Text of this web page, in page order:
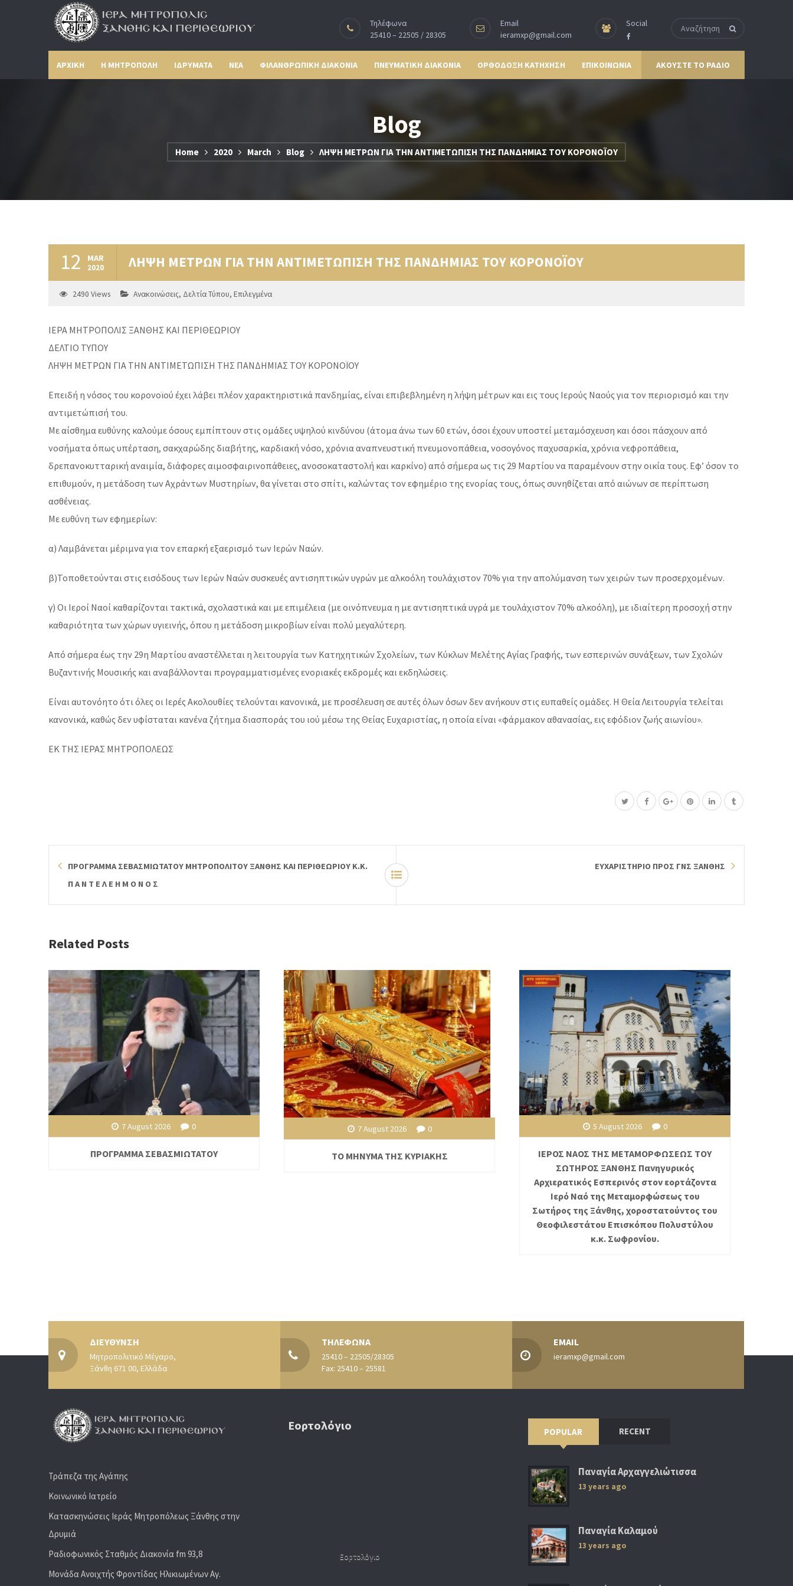
Τηλέφωνα
25410 – 22505 / 28305
Email
ieramxp@gmail.com
Social
ΑΡΧΙΚΗ Η ΜΗΤΡΟΠΟΛΗ ΙΔΡΥΜΑΤΑ ΝΕΑ ΦΙΛΑΝΘΡΩΠΙΚΗ ΔΙΑΚΟΝΙΑ ΠΝΕΥΜΑΤΙΚΗ ΔΙΑΚΟΝΙΑ ΟΡΘΟΔΟΞΗ ΚΑΤΗΧΗΣΗ ΕΠΙΚΟΙΝΩΝΙΑ ΑΚΟΥΣΤΕ ΤΟ ΡΑΔΙΟ
Blog
Home 2020 March Blog ΛΗΨΗ ΜΕΤΡΩΝ ΓΙΑ ΤΗΝ ΑΝΤΙΜΕΤΩΠΙΣΗ ΤΗΣ ΠΑΝΔΗΜΙΑΣ ΤΟΥ ΚΟΡΟΝΟΪΟΥ
12 MAR
2020 ΛΗΨΗ ΜΕΤΡΩΝ ΓΙΑ ΤΗΝ ΑΝΤΙΜΕΤΩΠΙΣΗ ΤΗΣ ΠΑΝΔΗΜΙΑΣ ΤΟΥ ΚΟΡΟΝΟΪΟΥ
2490 Views Ανακοινώσεις, Δελτία Τύπου, Επιλεγμένα
ΙΕΡΑ ΜΗΤΡΟΠΟΛΙΣ ΞΑΝΘΗΣ ΚΑΙ ΠΕΡΙΘΕΩΡΙΟΥ
ΔΕΛΤΙΟ ΤΥΠΟΥ
ΛΗΨΗ ΜΕΤΡΩΝ ΓΙΑ ΤΗΝ ΑΝΤΙΜΕΤΩΠΙΣΗ ΤΗΣ ΠΑΝΔΗΜΙΑΣ ΤΟΥ ΚΟΡΟΝΟΪΟΥ
Επειδή η νόσος του κορονοϊού έχει λάβει πλέον χαρακτηριστικά πανδημίας, είναι επιβεβλημένη η λήψη μέτρων και εις τους Ιερούς Ναούς για τον περιορισμό και την
αντιμετώπισή του.
Με αίσθημα ευθύνης καλούμε όσους εμπίπτουν στις ομάδες υψηλού κινδύνου (άτομα άνω των 60 ετών, όσοι έχουν υποστεί μεταμόσχευση και όσοι πάσχουν από
νοσήματα όπως υπέρταση, σακχαρώδης διαβήτης, καρδιακή νόσο, χρόνια αναπνευστική πνευμονοπάθεια, νοσογόνος παχυσαρκία, χρόνια νεφροπάθεια,
δρεπανοκυτταρική αναιμία, διάφορες αιμοσφαιρινοπάθειες, ανοσοκαταστολή και καρκίνο) από σήμερα ως τις 29 Μαρτίου να παραμένουν στην οικία τους. Εφ’ όσον το
επιθυμούν, η μετάδοση των Αχράντων Μυστηρίων, θα γίνεται στο σπίτι, καλώντας τον εφημέριο της ενορίας τους, όπως συνηθίζεται από αιώνων σε περίπτωση
ασθένειας.
Με ευθύνη των εφημερίων:
α) Λαμβάνεται μέριμνα για τον επαρκή εξαερισμό των Ιερών Ναών.
β)Τοποθετούνται στις εισόδους των Ιερών Ναών συσκευές αντισηπτικών υγρών με αλκοόλη τουλάχιστον 70% για την απολύμανση των χειρών των προσερχομένων.
γ) Οι Ιεροί Ναοί καθαρίζονται τακτικά, σχολαστικά και με επιμέλεια (με οινόπνευμα η με αντισηπτικά υγρά με τουλάχιστον 70% αλκοόλη), με ιδιαίτερη προσοχή στην
καθαριότητα των χώρων υγιεινής, όπου η μετάδοση μικροβίων είναι πολύ μεγαλύτερη.
Από σήμερα έως την 29η Μαρτίου αναστέλλεται η λειτουργία των Κατηχητικών Σχολείων, των Κύκλων Μελέτης Αγίας Γραφής, των εσπερινών συνάξεων, των Σχολών
Βυζαντινής Μουσικής και αναβάλλονται προγραμματισμένες ενοριακές εκδρομές και εκδηλώσεις.
Είναι αυτονόητο ότι όλες οι Ιερές Ακολουθίες τελούνται κανονικά, με προσέλευση σε αυτές όλων όσων δεν ανήκουν στις ευπαθείς ομάδες. Η Θεία Λειτουργία τελείται
κανονικά, καθώς δεν υφίσταται κανένα ζήτημα διασποράς του ιού μέσω της Θείας Ευχαριστίας, η οποία είναι «φάρμακον αθανασίας, εις εφόδιον ζωής αιωνίου».
ΕΚ ΤΗΣ ΙΕΡΑΣ ΜΗΤΡΟΠΟΛΕΩΣ
ΠΡΟΓΡΑΜΜΑ ΣΕΒΑΣΜΙΩΤΑΤΟΥ ΜΗΤΡΟΠΟΛΙΤΟΥ ΞΑΝΘΗΣ ΚΑΙ ΠΕΡΙΘΕΩΡΙΟΥ Κ.Κ.
Π Α Ν Τ Ε Λ Ε Η Μ Ο Ν Ο Σ
ΕΥΧΑΡΙΣΤΗΡΙΟ ΠΡΟΣ ΓΝΣ ΞΑΝΘΗΣ
Related Posts
7 August 2026 0
ΠΡΟΓΡΑΜΜΑ ΣΕΒΑΣΜΙΩΤΑΤΟΥ
7 August 2026 0
ΤΟ ΜΗΝΥΜΑ ΤΗΣ ΚΥΡΙΑΚΗΣ
5 August 2026 0
ΙΕΡΟΣ ΝΑΟΣ ΤΗΣ ΜΕΤΑΜΟΡΦΩΣΕΩΣ ΤΟΥ
ΣΩΤΗΡΟΣ ΞΑΝΘΗΣ Πανηγυρικός
Αρχιερατικός Εσπερινός στον εορτάζοντα
Ιερό Ναό της Μεταμορφώσεως του
Σωτήρος της Ξάνθης, χοροστατούντος του
Θεοφιλεστάτου Επισκόπου Πολυστύλου
κ.κ. Σωφρονίου.
ΔΙΕΥΘΥΝΣΗ
Μητροπολιτικό Μέγαρο,
Ξάνθη 671 00, Ελλάδα
ΤΗΛΕΦΩΝΑ
25410 – 22505/28305
Fax: 25410 – 25581
EMAIL
ieramxp@gmail.com
Τράπεζα της Αγάπης
Κοινωνικό Ιατρείο
Κατασκηνώσεις Ιεράς Μητροπόλεως Ξάνθης στην
Δρυμιά
Ραδιoφωνικός Σταθμός Διακονία fm 93,8
Μονάδα Ανοιχτής Φροντίδας Ηλικιωμένων Αγ.
Εορτολόγιο
Εορτολόγιο
POPULAR RECENT
Παναγία Αρχαγγελιώτισσα
13 years ago
Παναγία Καλαμού
13 years ago